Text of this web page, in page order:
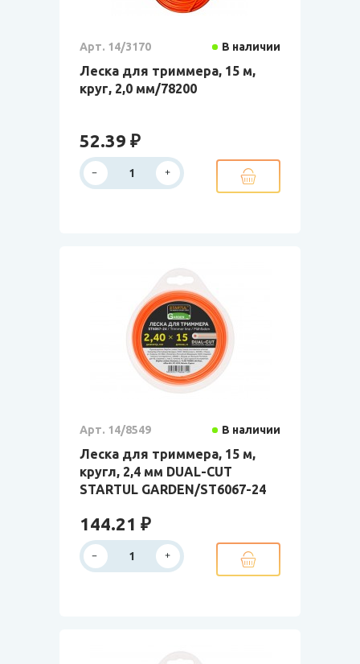
Арт. 14/3170 В наличии
Леска для триммера, 15 м,
круг, 2,0 мм/78200
52.39 ₽
Арт. 14/8549 В наличии
Леска для триммера, 15 м,
кругл, 2,4 мм DUAL-CUT
STARTUL GARDEN/ST6067-24
144.21 ₽